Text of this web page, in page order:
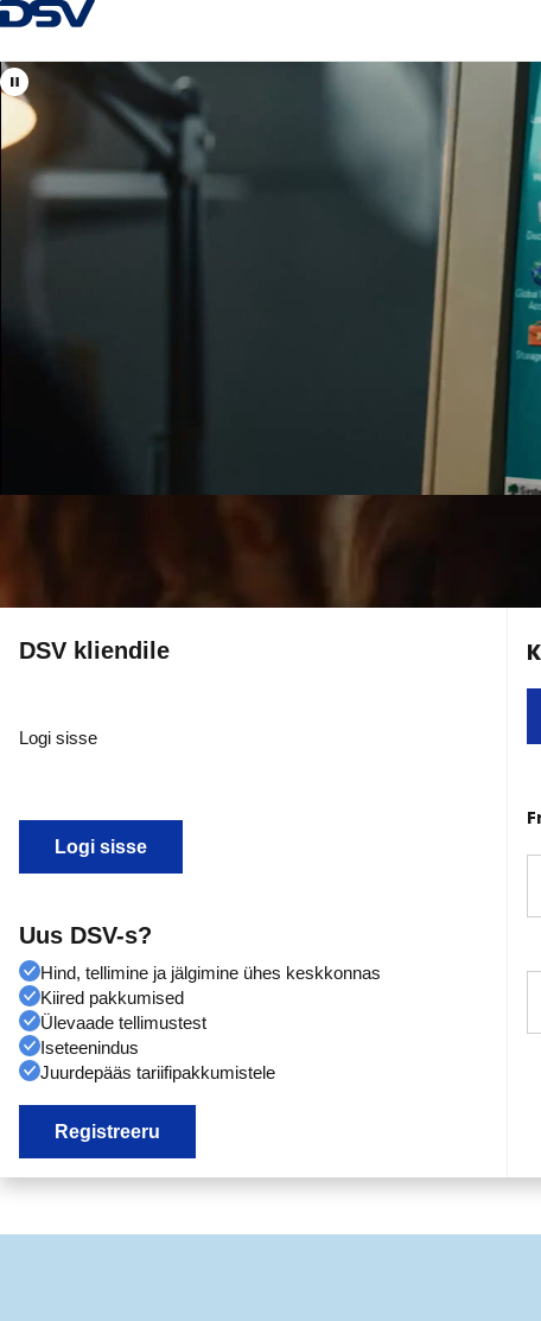
Tagasi kodulehele
Eesti
õhu-, mere-, maantee- ja raudteetranspordi,
DSV kliendile
Logi sisse
Logi sisse
Uus DSV-s?
Hind, tellimine ja jälgimine ühes keskkonnas
Kiired pakkumised
Ülevaade tellimustest
Iseteenindus
Juurdepääs tariifipakkumistele
Registreeru